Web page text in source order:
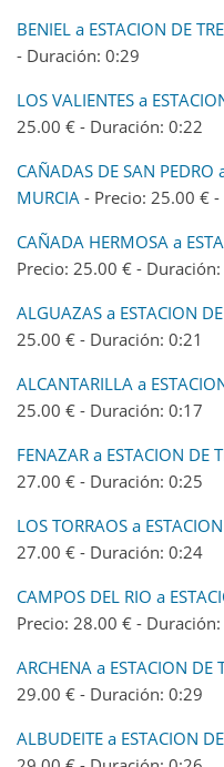
BENIEL a ESTACION DE
- Duración: 0:29
LOS VALIENTES a
25.00 € - Duración: 0:22
CAÑADAS DE SAN PEDRO
MURCIA - Precio: 25.00 €
CAÑADA HERMOSA a
Precio: 25.00 € -
ALGUAZAS a ESTACION
25.00 € - Duración: 0:21
ALCANTARILLA a
25.00 € - Duración: 0:17
FENAZAR a ESTACION DE
27.00 € - Duración: 0:25
LOS TORRAOS a
27.00 € - Duración: 0:24
CAMPOS DEL RIO a
Precio: 28.00 € -
ARCHENA a ESTACION DE
29.00 € - Duración: 0:29
ALBUDEITE a ESTACION